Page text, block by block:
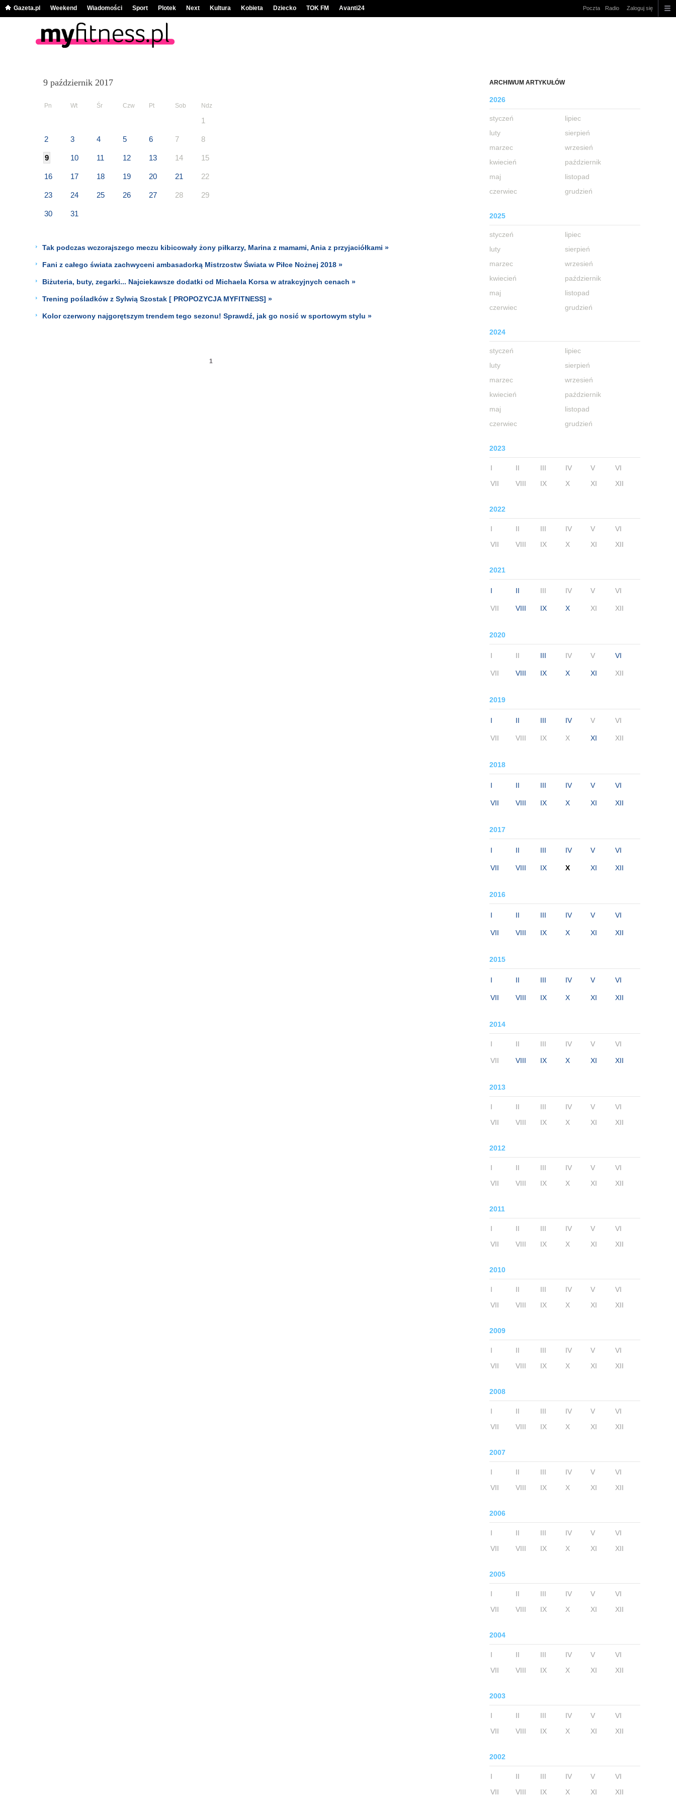
Gazeta.pl Weekend Wiadomości Sport Plotek Next Kultura Kobieta Dziecko TOK FM Avanti24 Poczta Radio Zaloguj się
ARCHIWUM ARTYKUŁÓW
2026
styczeń
luty
marzec
kwiecień
maj
czerwiec
lipiec
sierpień
wrzesień
październik
listopad
grudzień
2025
styczeń
luty
marzec
kwiecień
maj
czerwiec
lipiec
sierpień
wrzesień
październik
listopad
grudzień
2024
styczeń
luty
marzec
kwiecień
maj
czerwiec
lipiec
sierpień
wrzesień
październik
listopad
grudzień
2023
I II III IV V
VI
VII
VIII IX X XI XII
2022
I II III IV V
VI
VII
VIII IX X XI XII
2021
I II III IV V VI
VII VIII IX X XI XII
2020
I II III IV V VI
VII VIII IX X XI XII
2019
I II III IV V VI
VII VIII IX X XI XII
2018
I II III IV V VI
VII VIII IX X XI XII
2017
I II III IV V VI
VII VIII IX X XI XII
2016
I II III IV V VI
VII VIII IX X XI XII
2015
I II III IV V VI
VII VIII IX X XI XII
2014
I II III IV V VI
VII VIII IX X XI XII
2013
I II III IV V
VI
VII
VIII IX X XI XII
2012
I II III IV V
VI
VII
VIII IX X XI XII
2011
I II III IV V
VI
VII
VIII IX X XI XII
2010
I II III IV V
VI
VII
VIII IX X XI XII
2009
I II III IV V
VI
VII
VIII IX X XI XII
2008
I II III IV V
VI
VII
VIII IX X XI XII
2007
I II III IV V
VI
VII
VIII IX X XI XII
2006
I II III IV V
VI
VII
VIII IX X XI XII
2005
I II III IV V
VI
VII
VIII IX X XI XII
2004
I II III IV V
VI
VII
VIII IX X XI XII
2003
I II III IV V
VI
VII
VIII IX X XI XII
2002
I II III IV V
VI
VII
VIII IX X XI XII
9 październik 2017
Pn Wt Śr Czw Pt Sob Ndz
1
2 3 4 5 6 7 8
9 10 11 12 13 14 15
16 17 18 19 20 21 22
23 24 25 26 27 28 29
30 31
Tak podczas wczorajszego meczu kibicowały żony piłkarzy, Marina z mamami, Ania z przyjaciółkami »
Fani z całego świata zachwyceni ambasadorką Mistrzostw Świata w Piłce Nożnej 2018 »
Biżuteria, buty, zegarki... Najciekawsze dodatki od Michaela Korsa w atrakcyjnych cenach »
Trening pośladków z Sylwią Szostak [ PROPOZYCJA MYFITNESS] »
Kolor czerwony najgorętszym trendem tego sezonu! Sprawdź, jak go nosić w sportowym stylu »
1